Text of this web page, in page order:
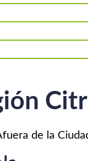
de la